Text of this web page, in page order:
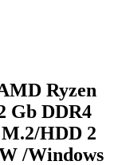
Ryzen
Gb DDR4
HDD 2
/Windows